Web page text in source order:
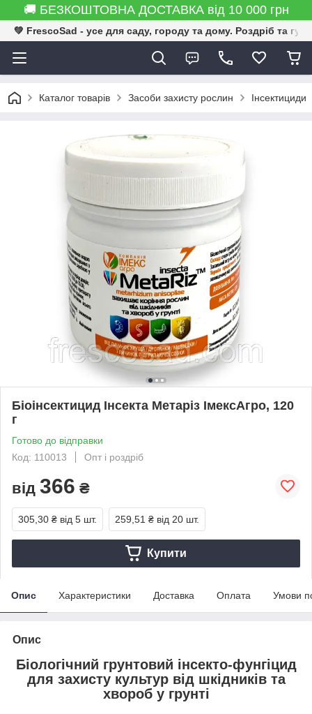
🚚 БЕЗКОШТОВНА ДОСТАВКА від 10 000 грн
💚 FrescoSad - усе для саду, городу та дому. Роздріб та
Каталог товарів Засоби захисту рослин Інсектициди
Біоінсектицид Інсекта Метаріз ІмексАгро, 120
г
Готово до відправки
Код: 110013
Опт і роздріб
від 366 ₴
305,30 ₴ від 5 шт. 259,51 ₴ від 20 шт.
Купити
Опис Характеристики Доставка Оплата Умови
Опис
Біологічний грунтовий інсекто-фунгіцид
для захисту культур від шкідників та
хвороб у грунті